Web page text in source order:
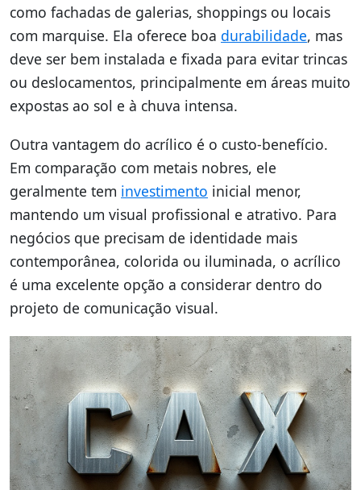
como fachadas de galerias, shoppings ou locais
com marquise. Ela oferece boa durabilidade, mas
deve ser bem instalada e fixada para evitar trincas
ou deslocamentos, principalmente em áreas muito
expostas ao sol e à chuva intensa.
Outra vantagem do acrílico é o custo-benefício.
Em comparação com metais nobres, ele
geralmente tem investimento inicial menor,
mantendo um visual profissional e atrativo. Para
negócios que precisam de identidade mais
contemporânea, colorida ou iluminada, o acrílico
é uma excelente opção a considerar dentro do
projeto de comunicação visual.